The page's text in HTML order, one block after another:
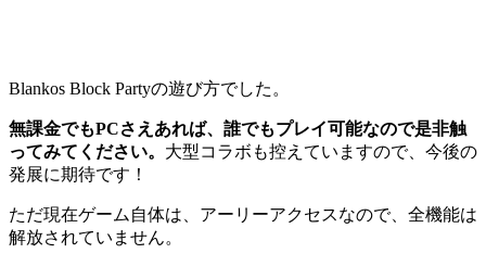
Blankos Block Partyの遊び方でした。
無課金でもPCさえあれば、誰でもプレイ可能なので是非触
ってみてください。 大型コラボも控えていますので、今後の
発展に期待です！
ただ現在ゲーム自体は、アーリーアクセスなので、全機能は
解放されていません。